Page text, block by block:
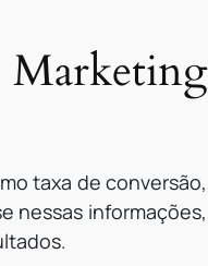
taxa de conversão,
nessas informações,